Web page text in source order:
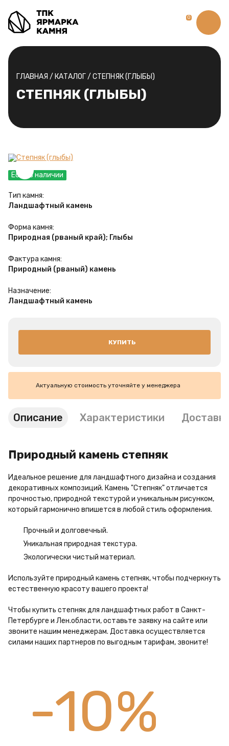
0
ГЛАВНАЯ / КАТАЛОГ/ СТЕПНЯК (ГЛЫБЫ)
СТЕПНЯК (ГЛЫБЫ)
Есть в наличии
Тип камня:
Ландшафтный камень
Форма камня:
Природная (рваный край); Глыбы
Фактура камня:
Природный (рваный) камень
Назначение:
Ландшафтный камень
КУПИТЬ
Актуальную стоимость уточняйте у менеджера
Описание Характеристики
Природный камень степняк
Идеальное решение для ландшафтного дизайна и создания
декоративных композиций. Камень "Степняк" отличается
прочностью, природной текстурой и уникальным рисунком,
который гармонично впишется в любой стиль оформления.
Прочный и долговечный.
Уникальная природная текстура.
Экологически чистый материал.
Используйте природный камень степняк, чтобы подчеркнуть
естественную красоту вашего проекта!
Чтобы купить степняк для ландшафтных работ в Санкт-
Петербурге и Лен.области, оставьте заявку на сайте или
звоните нашим менеджерам. Доставка осуществляется
силами наших партнеров по выгодным тарифам, звоните!
-10%